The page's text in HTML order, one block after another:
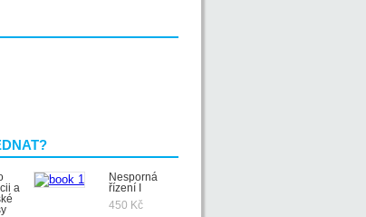
a
Nesporná
řízení I
450 Kč